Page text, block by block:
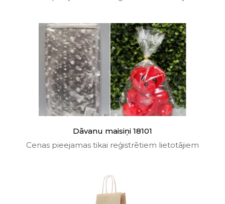
Dāvanu maisiņi 18101
Cenas pieejamas tikai reģistrētiem lietotājiem